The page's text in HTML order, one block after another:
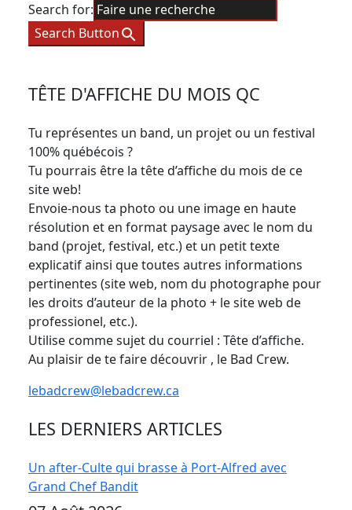
Search for:
Search Button
TÊTE D'AFFICHE DU MOIS QC
Tu représentes un band, un projet ou un festival
100% québécois ?
Tu pourrais être la tête d’affiche du mois de ce
site web!
Envoie-nous ta photo ou une image en haute
résolution et en format paysage avec le nom du
band (projet, festival, etc.) et un petit texte
explicatif ainsi que toutes autres informations
pertinentes (site web, nom du photographe pour
les droits d’auteur de la photo + le site web de
professionel, etc.).
Utilise comme sujet du courriel : Tête d’affiche.
Au plaisir de te faire découvrir , le Bad Crew.
lebadcrew@lebadcrew.ca
LES DERNIERS ARTICLES
Un after-Culte qui brasse à Port-Alfred avec
Grand Chef Bandit